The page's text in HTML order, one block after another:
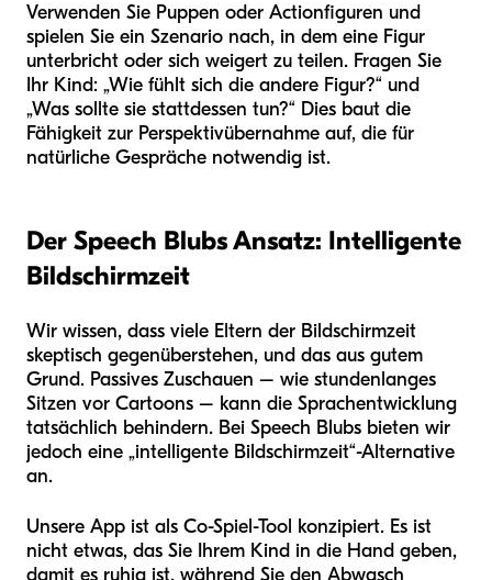
Verwenden Sie Puppen oder Actionfiguren und
spielen Sie ein Szenario nach, in dem eine Figur
unterbricht oder sich weigert zu teilen. Fragen Sie
Ihr Kind: „Wie fühlt sich die andere Figur?“ und
„Was sollte sie stattdessen tun?“ Dies baut die
Fähigkeit zur Perspektivübernahme auf, die für
natürliche Gespräche notwendig ist.
Der Speech Blubs Ansatz: Intelligente
Bildschirmzeit
Wir wissen, dass viele Eltern der Bildschirmzeit
skeptisch gegenüberstehen, und das aus gutem
Grund. Passives Zuschauen – wie stundenlanges
Sitzen vor Cartoons – kann die Sprachentwicklung
tatsächlich behindern. Bei Speech Blubs bieten wir
jedoch eine „intelligente Bildschirmzeit“-Alternative
an.
Unsere App ist als Co-Spiel-Tool konzipiert. Es ist
nicht etwas, das Sie Ihrem Kind in die Hand geben,
damit es ruhig ist, während Sie den Abwasch